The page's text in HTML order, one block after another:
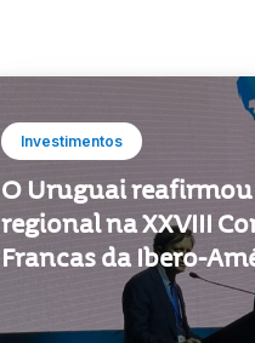
Investimentos
O Uruguai
regional na XXVIII
Francas da Ibero-